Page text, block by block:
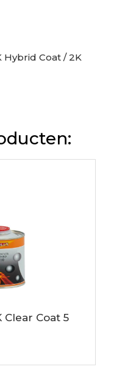
Hybrid Coat / 2K
Coat 5